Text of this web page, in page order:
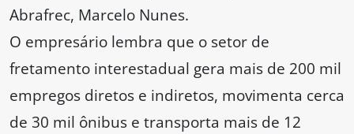
Abrafrec, Marcelo Nunes.
O empresário lembra que o setor de
fretamento interestadual gera mais de 200 mil
empregos diretos e indiretos, movimenta cerca
de 30 mil ônibus e transporta mais de 12